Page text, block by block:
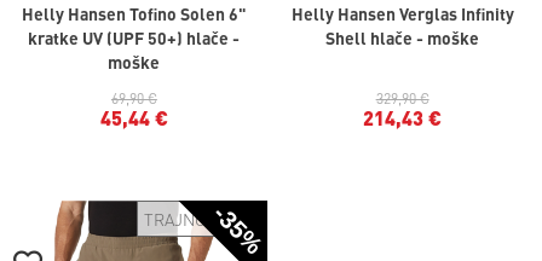
Helly Hansen Tofino Solen 6"
kratke UV (UPF 50+) hlače -
moške
69,90 €
45,44 €
Helly Hansen Verglas Infinity
Shell hlače - moške
329,90 €
214,43 €
-35%
TRAJNOSTNO